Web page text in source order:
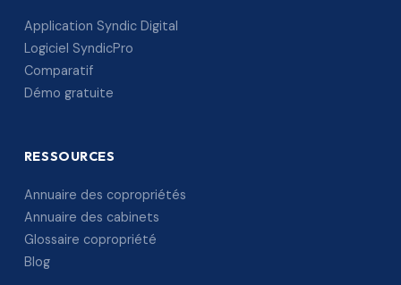
Application Syndic Digital
Logiciel SyndicPro
Comparatif
Démo gratuite
RESSOURCES
Annuaire des copropriétés
Annuaire des cabinets
Glossaire copropriété
Blog